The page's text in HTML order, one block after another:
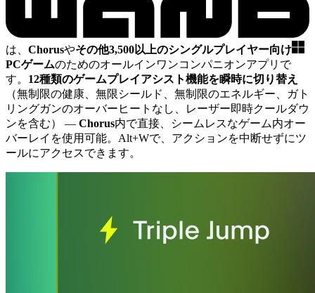
は、 Chorusやその他3,500以上のシングルプレイヤー向け
PCゲームのためのオールインワンコンパニオンアプリで
す。 12種類のゲームプレイアシスト機能を瞬時に切り替え
（無制限の健康、無限シールド、無制限のエネルギー、ガト
リングガンのオーバーヒートなし、レーザー即時クールダウ
ンを含む） — Chorus内で直接、シームレスなゲーム内オー
バーレイを使用可能。Alt+Wで、アクションを中断せずにツ
ールにアクセスできます。